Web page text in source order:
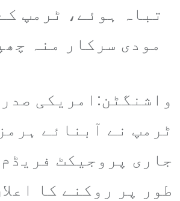
تباہ ہوئے، ٹرمپ
مودی سرکار منہ
واشنگٹن:امریکی
ٹرمپ نے آبنائے
جاری پروجیکٹ
طور پر روکنے کا